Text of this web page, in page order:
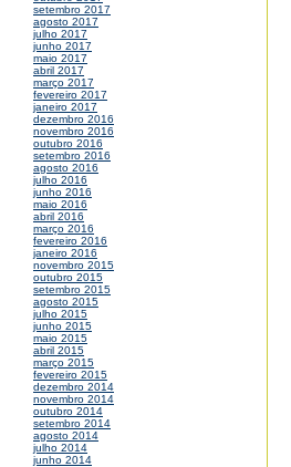
setembro 2017
agosto 2017
julho 2017
junho 2017
maio 2017
abril 2017
março 2017
fevereiro 2017
janeiro 2017
dezembro 2016
novembro 2016
outubro 2016
setembro 2016
agosto 2016
julho 2016
junho 2016
maio 2016
abril 2016
março 2016
fevereiro 2016
janeiro 2016
novembro 2015
outubro 2015
setembro 2015
agosto 2015
julho 2015
junho 2015
maio 2015
abril 2015
março 2015
fevereiro 2015
dezembro 2014
novembro 2014
outubro 2014
setembro 2014
agosto 2014
julho 2014
junho 2014